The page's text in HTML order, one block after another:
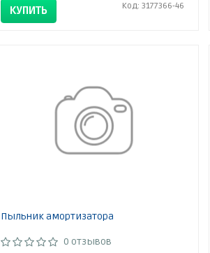
КУПИТЬ Код: 3177366-46
Пыльник амортизатора
0 отзывов